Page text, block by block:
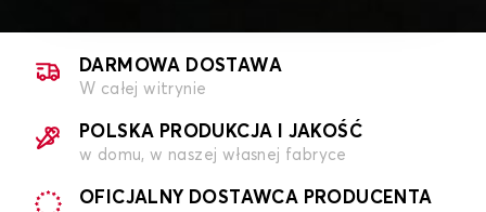
DARMOWA DOSTAWA
W całej witrynie
POLSKA PRODUKCJA I JAKOŚĆ
w domu, w naszej własnej fabryce
OFICJALNY DOSTAWCA PRODUCENTA